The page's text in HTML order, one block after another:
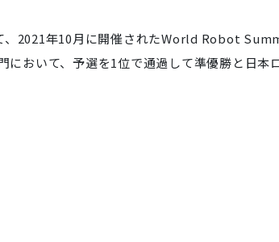
、2021年10月に開催されたWorld Robot
において、予選を1位で通過して準優勝と日本